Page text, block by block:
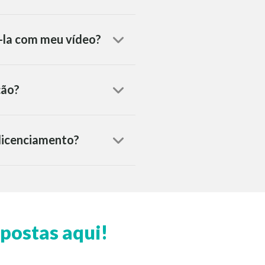
com meu vídeo?
aqui!